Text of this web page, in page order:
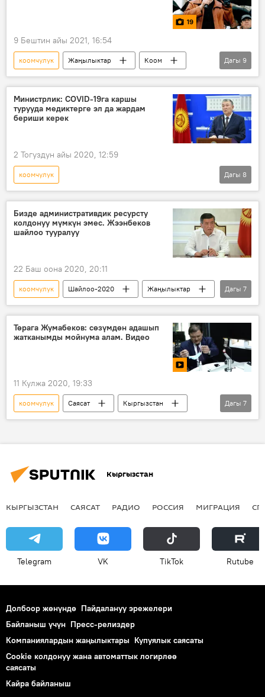
19
9 Бештин айы 2021, 16:54
коомчулук Жаңылыктар
Коом
Кыргызстан
Маданият
Сүрөт
Мультимедиа
Мелис Эшимканов
журналистика
феникс
Дагы 9
Министрлик: COVID-19га каршы
турууда медиктерге эл да жардам
бериши керек
2 Тогуздун айы 2020, 12:59
коомчулук
Коронавируска байланыштуу Кыргызстандагы кырдаал
Жаңылыктар
Коом
Кыргызстан
медик
коронавирус
күрөш
Дагы 8
Бизде административдик ресурсту
колдонуу мүмкүн эмес. Жээнбеков
шайлоо тууралуу
22 Баш оона 2020, 20:11
коомчулук Шайлоо-2020
Жаңылыктар
Коом
Кыргызстан
Саясат
Сооронбай Жээнбеков
шайлоо
жоопкерчилик
Дагы 7
Төрага Жумабеков: сөзүмдөн адашып
жатканымды мойнума алам. Видео
11 Кулжа 2020, 19:33
коомчулук Саясат
Кыргызстан
Мультимедиа
Видео
Дагы 7
Кыргызстан
КЫРГЫЗСТАН САЯСАТ РАДИО РОССИЯ МИГРАЦИЯ
Telegram VK ТikТоk Rutube
Долбоор жөнүндө Пайдалануу эрежелери
Байланыш үчүн Пресс-релиздер
Компаниялардын жаңылыктары Купуялык саясаты
Cookie колдонуу жана автоматтык логирлөө
саясаты
Кайра байланыш